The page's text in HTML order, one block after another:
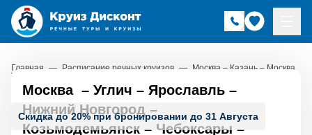
Главная — Расписание речных круизов — Москва – Казань – Москва
Скидка до 20% при бронировании до 31 Августа
Москва – Углич – Ярославль –
Нижний Новгород –
Козьмодемьянск – Чебоксары –